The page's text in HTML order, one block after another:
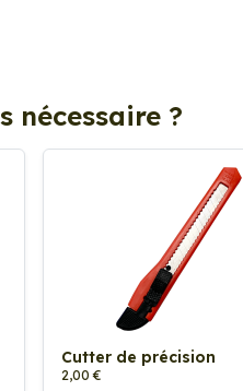
nécessaire ?
Cutter de précision
2,00 €